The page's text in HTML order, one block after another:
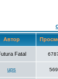
Автор
Fatal
ups